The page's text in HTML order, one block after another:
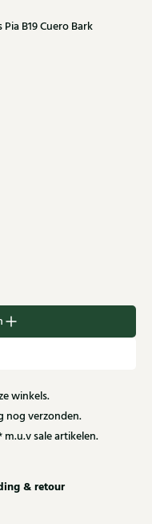
B19 Cuero Bark
winkels.
nog verzonden.
m.u.v sale artikelen.
& retour